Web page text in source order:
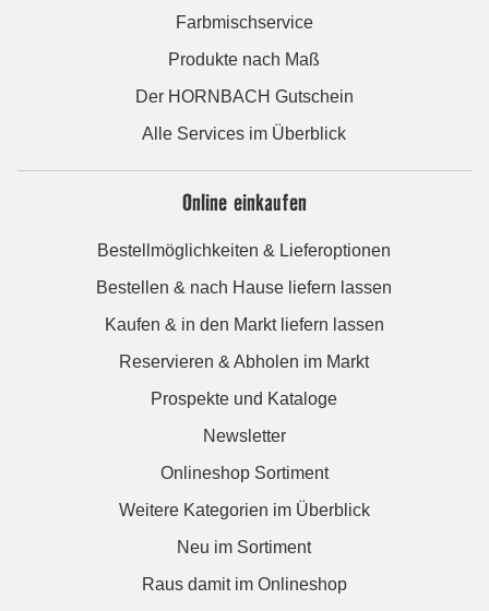
Farbmischservice
Produkte nach Maß
Der HORNBACH Gutschein
Alle Services im Überblick
Online einkaufen
Bestellmöglichkeiten & Lieferoptionen
Bestellen & nach Hause liefern lassen
Kaufen & in den Markt liefern lassen
Reservieren & Abholen im Markt
Prospekte und Kataloge
Newsletter
Onlineshop Sortiment
Weitere Kategorien im Überblick
Neu im Sortiment
Raus damit im Onlineshop